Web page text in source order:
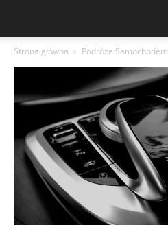
Strona główna Podróże Samochodem